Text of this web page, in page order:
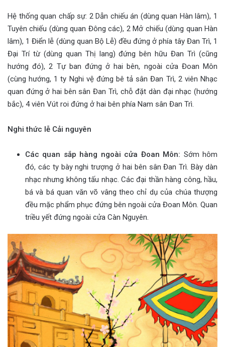
Hệ thống quan chấp sự: 2 Dẫn chiếu án (dùng quan Hàn lâm), 1
Tuyên chiếu (dùng quan Đông các), 2 Mở chiếu (dùng quan Hàn
lâm), 1 Điển lễ (dùng quan Bộ Lễ) đều đứng ở phía tây Đan Trì, 1
Đại Trí từ (dùng quan Thị lang) đứng bên hữu Đan Trì (cũng
hướng đó), 2 Tự ban đứng ở hai bên, ngoài cửa Đoan Môn
(cùng hướng, 1 ty Nghi vệ đứng bê tả sân Đan Trì, 2 viên Nhạc
quan đứng ở hai bên sân Đan Trì, chỗ đặt dàn đại nhạc (hướng
bắc), 4 viên Vút roi đứng ở hai bên phía Nam sân Đan Trì.
Nghi thức lễ Cải nguyên
Các quan sắp hàng ngoài cửa Đoan Môn: Sớm hôm
đó, các ty bày nghi trượng ở hai bên sân Đan Trì. Bày dàn
nhạc nhưng không tấu nhạc. Các đại thần hàng công, hầu,
bá và bá quan văn võ vâng theo chỉ dụ của chúa thượng
đều mặc phẩm phục đứng bên ngoài cửa Đoan Môn. Quan
triều yết đứng ngoài cửa Càn Nguyên.